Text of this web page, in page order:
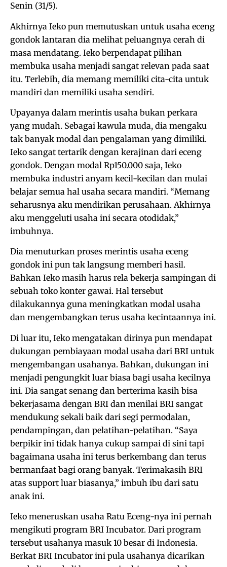
Senin (31/5).
Akhirnya Ieko pun memutuskan untuk usaha eceng
gondok lantaran dia melihat peluangnya cerah di
masa mendatang. Ieko berpendapat pilihan
membuka usaha menjadi sangat relevan pada saat
itu. Terlebih, dia memang memiliki cita-cita untuk
mandiri dan memiliki usaha sendiri.
Upayanya dalam merintis usaha bukan perkara
yang mudah. Sebagai kawula muda, dia mengaku
tak banyak modal dan pengalaman yang dimiliki.
Ieko sangat tertarik dengan kerajinan dari eceng
gondok. Dengan modal Rp150.000 saja, Ieko
membuka industri anyam kecil-kecilan dan mulai
belajar semua hal usaha secara mandiri. “Memang
seharusnya aku mendirikan perusahaan. Akhirnya
aku menggeluti usaha ini secara otodidak,”
imbuhnya.
Dia menuturkan proses merintis usaha eceng
gondok ini pun tak langsung memberi hasil.
Bahkan Ieko masih harus rela bekerja sampingan di
sebuah toko konter gawai. Hal tersebut
dilakukannya guna meningkatkan modal usaha
dan mengembangkan terus usaha kecintaannya ini.
Di luar itu, Ieko mengatakan dirinya pun mendapat
dukungan pembiayaan modal usaha dari BRI untuk
mengembangan usahanya. Bahkan, dukungan ini
menjadi pengungkit luar biasa bagi usaha kecilnya
ini. Dia sangat senang dan berterima kasih bisa
bekerjasama dengan BRI dan menilai BRI sangat
mendukung sekali baik dari segi permodalan,
pendampingan, dan pelatihan-pelatihan. “Saya
berpikir ini tidak hanya cukup sampai di sini tapi
bagaimana usaha ini terus berkembang dan terus
bermanfaat bagi orang banyak. Terimakasih BRI
atas support luar biasanya,” imbuh ibu dari satu
anak ini.
Ieko meneruskan usaha Ratu Eceng-nya ini pernah
mengikuti program BRI Incubator. Dari program
tersebut usahanya masuk 10 besar di Indonesia.
Berkat BRI Incubator ini pula usahanya dicarikan